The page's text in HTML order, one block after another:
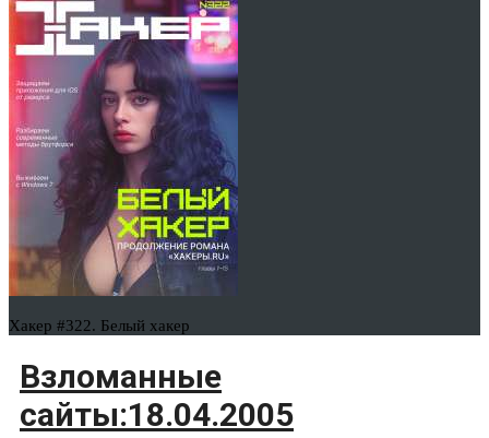
Хакер #322. Белый хакер
Взломанные
сайты:18.04.2005